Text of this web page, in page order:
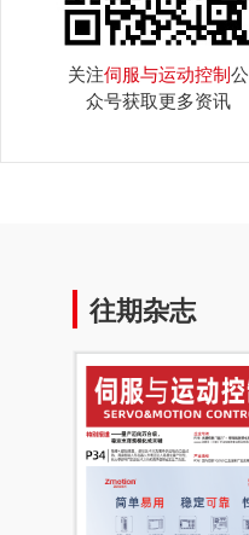
关注伺服与运动控制公
众号获取更多资讯
往期杂志